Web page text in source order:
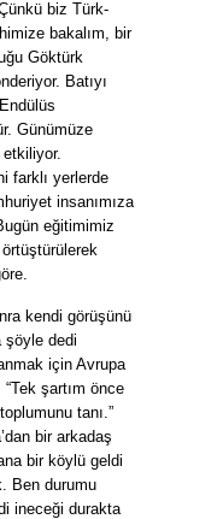
biz Türk-
bakalım, bir
Göktürk
Batıyı
Günümüze
etkiliyor.
farklı yerlerde
insanımıza
eğitimimiz
kendi görüşünü
şöyle dedi
için Avrupa
şartım önce
tanı.”
bir arkadaş
bir köylü geldi
Ben durumu
ineceği durakta